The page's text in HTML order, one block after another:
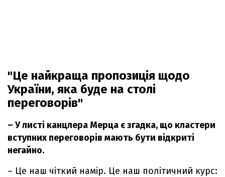
"Це найкраща пропозиція щодо
України, яка буде на столі
переговорів"
– У листі канцлера Мерца є згадка, що кластери
вступних переговорів мають бути відкриті
негайно.
– Це наш чіткий намір. Це наш політичний курс: